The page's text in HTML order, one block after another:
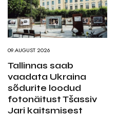
09.AUGUST 2026
Tallinnas saab
vaadata Ukraina
sõdurite loodud
fotonäitust Tšassiv
Jari kaitsmisest